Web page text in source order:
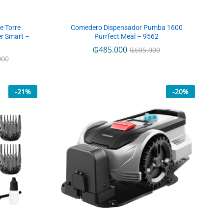
Torre
Smart –
Comedero Dispensador Pumba 1600
Purrfect Meal – 9562
₲485.000 ₲605.000
₲485.000 ₲605.000
-21% -20%